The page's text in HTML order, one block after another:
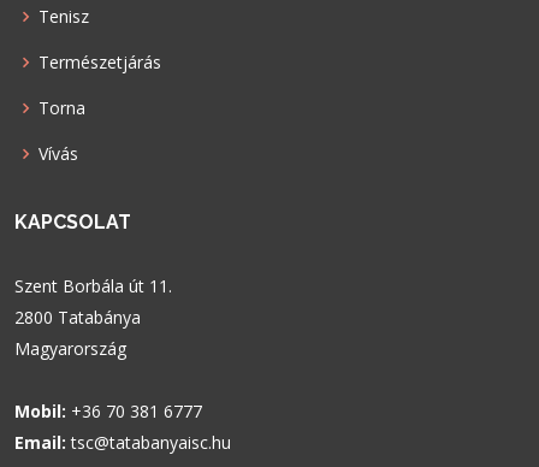
Tenisz
Természetjárás
Torna
Vívás
KAPCSOLAT
Szent Borbála út 11.
2800 Tatabánya
Magyarország
Mobil: +36 70 381 6777
Email: tsc@tatabanyaisc.hu